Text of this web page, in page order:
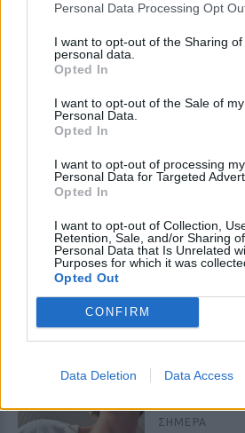
Personal Data Processing Opt
I want to opt-out of the Sharing of
personal data.
Opted In
I want to opt-out of the Sale of my
Personal Data.
Opted In
I want to opt-out of processing my
Personal Data for Targeted
Opted In
I want to opt-out of Collection,
Retention, Sale, and/or Sharing
Personal Data that Is Unrelated
Purposes for which it was
Opted Out
CONFIRM
Data Deletion Data Access
Η Τατιάνα
μπικίνι και
κορμί της
Οι
Κατερίνα
διάθεση
ΣΉΜΕΡΑ
ποζάροντας
Charlize
κλείνει τα
ρόλος που
ΣΉΜΕΡΑ